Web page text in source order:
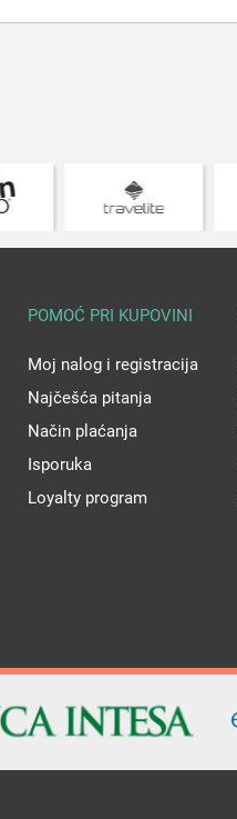
POMOĆ PRI KUPOVINI
Moj nalog i registracija
Najčešća pitanja
Način plaćanja
Isporuka
Loyalty program